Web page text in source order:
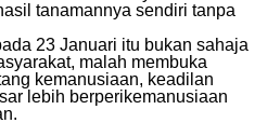
tanamannya sendiri tanpa
23 Januari itu bukan sahaja
malah membuka
kemanusiaan, keadilan
lebih berperikemanusiaan